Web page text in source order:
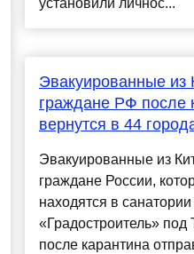
установили личнос...
Эвакуированные из
граждане РФ после
вернутся в 44
Эвакуированные из
граждане России,
находятся в санатории
«Градостроитель»
после карантина